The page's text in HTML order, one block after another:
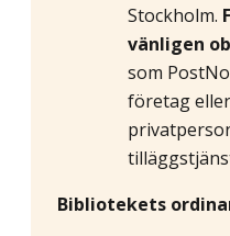
Stockholm.
vänligen
som
företag
Bibliotekets